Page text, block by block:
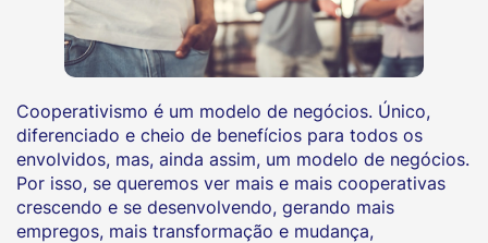
Cooperativismo é um modelo de negócios. Único,
diferenciado e cheio de benefícios para todos os
envolvidos, mas, ainda assim, um modelo de negócios.
Por isso, se queremos ver mais e mais cooperativas
crescendo e se desenvolvendo, gerando mais
empregos, mais transformação e mudança,